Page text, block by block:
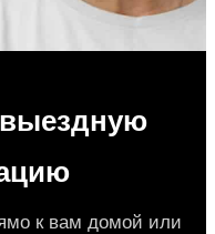
выездную
к вам домой или